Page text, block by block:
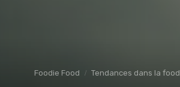
Foodie Food Tendances dans la food